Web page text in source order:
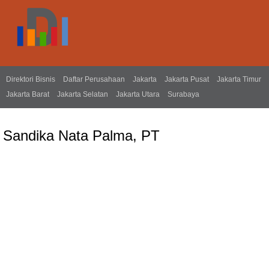
Direktori Bisnis Daftar Perusahaan Jakarta Jakarta Pusat
Jakarta Timur
Jakarta Barat
Jakarta Selatan Jakarta Utara Surabaya
Sandika Nata Palma, PT